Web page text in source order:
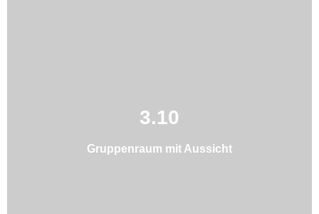
3.10
Gruppenraum mit Aussicht